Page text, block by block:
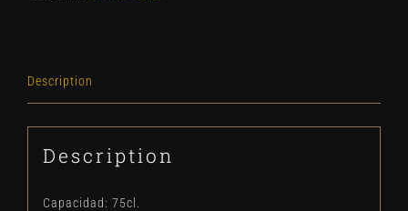
Description
Description
Capacidad: 75cl.